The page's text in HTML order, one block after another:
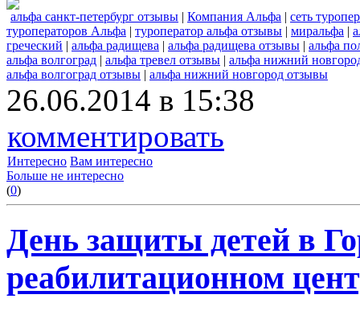
альфа санкт-петербург отзывы | Компания Альфа | сеть
туроператоров Альфа | туроператор альфа отзывы | миральфа |
греческий | альфа радищева | альфа радищева отзывы | альфа
альфа волгоград | альфа тревел отзывы | альфа нижний
альфа волгоград отзывы | альфа нижний новгород отзывы
26.06.2014 в 15:38
комментировать
Интересно Вам интересно
Больше не интересно
(0)
День защиты детей в
реабилитационном